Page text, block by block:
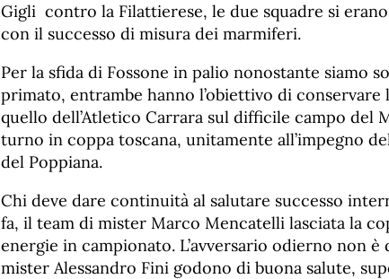
Gigli contro la Filattierese, le due squadre si
con il successo di misura dei marmiferi.
Per la sfida di Fossone in palio nonostante siamo
primato, entrambe hanno l’obiettivo di conservare
quello dell’Atletico Carrara sul difficile campo del
turno in coppa toscana, unitamente all’impegno
del Poppiana.
Chi deve dare continuità al salutare successo
fa, il team di mister Marco Mencatelli lasciata la
energie in campionato. L’avversario odierno non
mister Alessandro Fini godono di buona salute,